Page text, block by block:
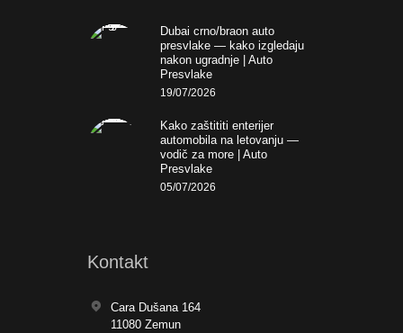
Dubai crno/braon auto
presvlake — kako izgledaju
nakon ugradnje | Auto
Presvlake
19/07/2026
Kako zaštititi enterijer
automobila na letovanju —
vodič za more | Auto
Presvlake
05/07/2026
Kontakt
Cara Dušana 164
11080 Zemun